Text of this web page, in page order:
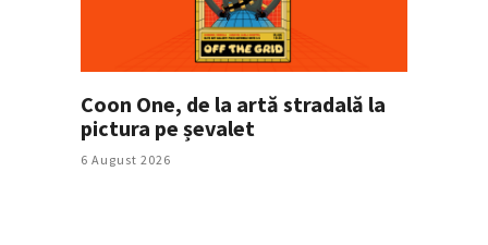
Coon One, de la artă stradală la
pictura pe șevalet
6 August 2026